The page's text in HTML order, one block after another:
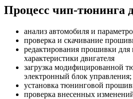
Процесс чип-тюнинга
анализ автомобиля и
проверка и скачивание
редактирования прошивки
характеристики двигателя
загрузка модифицированной
электронный блок управления;
установка тюнинговой
проверка внесенных